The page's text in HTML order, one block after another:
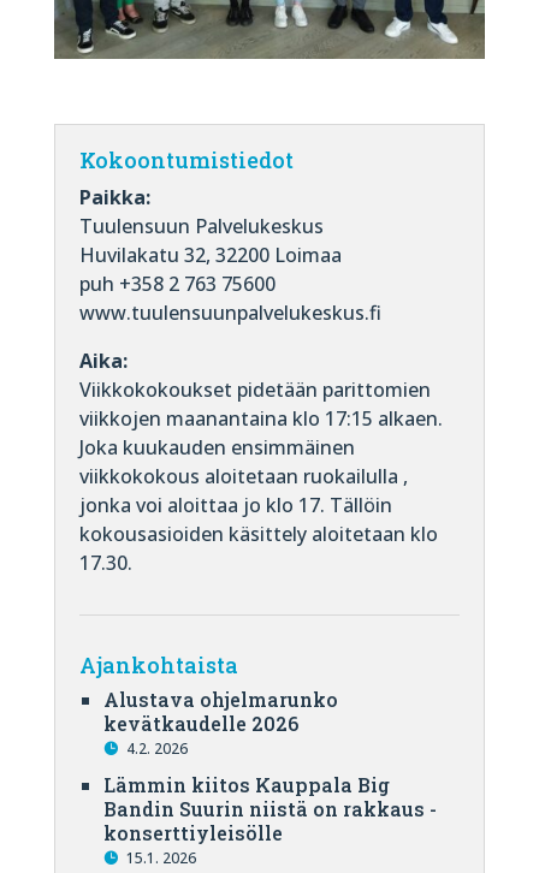
Kokoontumistiedot
Paikka:
Tuulensuun Palvelukeskus
Huvilakatu 32, 32200 Loimaa
puh +358 2 763 75600
www.tuulensuunpalvelukeskus.fi
Aika:
Viikkokokoukset pidetään parittomien
viikkojen maanantaina klo 17:15 alkaen.
Joka kuukauden ensimmäinen
viikkokokous aloitetaan ruokailulla ,
jonka voi aloittaa jo klo 17. Tällöin
kokousasioiden käsittely aloitetaan klo
17.30.
Ajankohtaista
Alustava ohjelmarunko
kevätkaudelle 2026
4.2. 2026
Lämmin kiitos Kauppala Big
Bandin Suurin niistä on rakkaus -
konserttiyleisölle
15.1. 2026